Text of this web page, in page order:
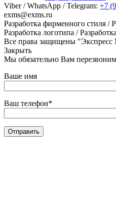
Viber / WhatsApp / Telegram: +7
exms@exms.ru
Разработка фирменного стиля /
Разработка логотипа /
Все права защищены "Экспресс
Закрыть
Мы обязательно Вам перезвоним
Ваше имя
Ваш телефон*